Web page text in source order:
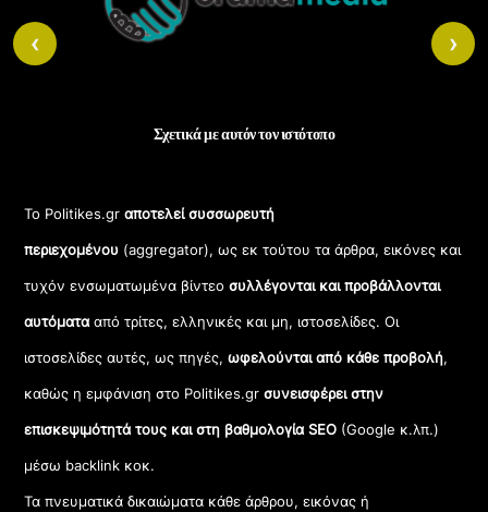
Σχετικά με αυτόν τον ιστότοπο
Το Politikes.grαποτελεί συσσωρευτή
περιεχομένου (aggregator), ως εκ τούτου τα άρθρα, εικόνες και
τυχόν ενσωματωμένα βίντεοσυλλέγονται και προβάλλονται
αυτόματααπό τρίτες, ελληνικές και μη, ιστοσελίδες. Οι
ιστοσελίδες αυτές, ως πηγές,ωφελούνται από κάθε προβολή,
καθώς η εμφάνιση στο Politikes.gr συνεισφέρει στην
επισκεψιμότητά τους και στη βαθμολογία SEO (Google κ.λπ.)
μέσω backlink κοκ.
Τα πνευματικά δικαιώματα κάθε άρθρου, εικόνας ή
‹ ›